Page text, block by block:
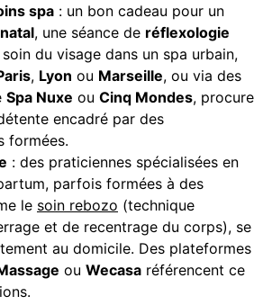
spa : un bon cadeau pour un
, une séance de réflexologie
du visage dans un spa urbain,
, Lyon ou Marseille, ou via des
Spa Nuxe ou Cinq Mondes, procure
encadré par des
formées.
: des praticiennes spécialisées en
parfois formées à des
le soin rebozo (technique
et de recentrage du corps), se
au domicile. Des plateformes
ou Wecasa référencent ce